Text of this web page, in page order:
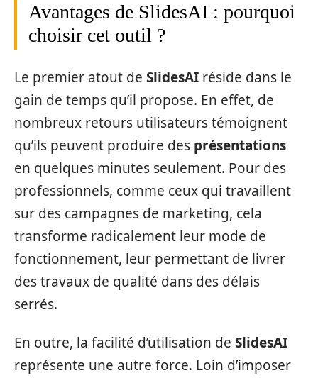
Avantages de SlidesAI : pourquoi
choisir cet outil ?
Le premier atout de SlidesAI réside dans le
gain de temps qu’il propose. En effet, de
nombreux retours utilisateurs témoignent
qu’ils peuvent produire des présentations
en quelques minutes seulement. Pour des
professionnels, comme ceux qui travaillent
sur des campagnes de marketing, cela
transforme radicalement leur mode de
fonctionnement, leur permettant de livrer
des travaux de qualité dans des délais
serrés.
En outre, la facilité d’utilisation de SlidesAI
représente une autre force. Loin d’imposer